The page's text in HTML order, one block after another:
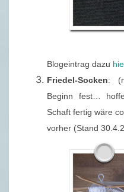
Blogeintrag dazu
Friedel-Socken:
Beginn fest…
Schaft fertig wäre
vorher (Stand